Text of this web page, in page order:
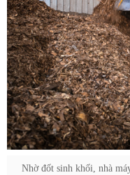
Nhờ đốt sinh khối, nhà